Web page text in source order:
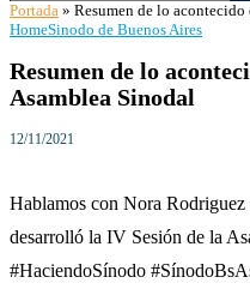
Portada » Resumen de lo
HomeSinodo de Buenos Aires
Resumen de lo
Asamblea Sinodal
12/11/2021
Hablamos con Nora
desarrolló la IV Sesión de la
#HaciendoSínodo